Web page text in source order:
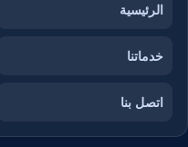
الرئيسية
خدماتنا
اتصل بنا